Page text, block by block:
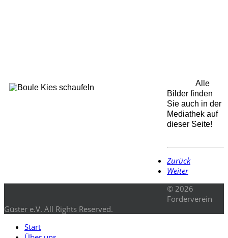
Alle
Bilder finden
Sie auch in der
Mediathek auf
dieser Seite!
Zurück
Weiter
© 2026
Förderverein
Güster e.V. All Rights Reserved.
Start